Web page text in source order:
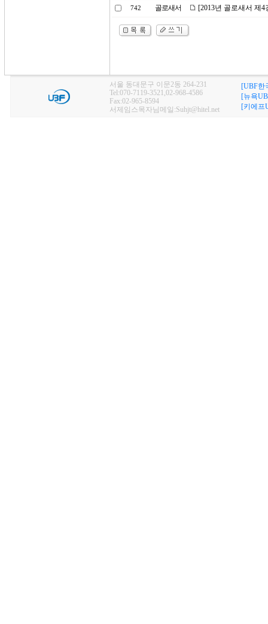
742 골로새서 [2013년 골로새서 제
서울 동대문구 이문2동 264-231
Tel:070-7119-3521,02-968-4586
Fax:02-965-8594
서제임스목자님메일:Suhjt@hitel.net
[UBF한
[뉴욕
[키에프